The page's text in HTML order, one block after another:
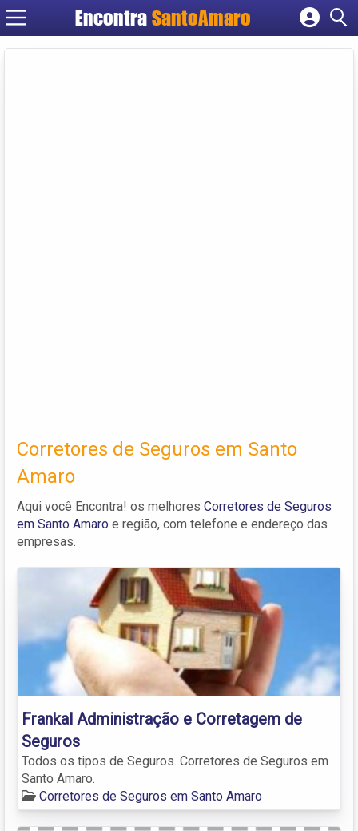
Encontra SantoAmaro
Cadastrar empresa
Corretores de Seguros em Santo
Amaro
Aqui você Encontra! os melhores Corretores de Seguros
em Santo Amaro e região, com telefone e endereço das
empresas.
Frankal Administração e Corretagem de
Seguros
Todos os tipos de Seguros. Corretores de Seguros em
Santo Amaro.
Corretores de Seguros em Santo Amaro